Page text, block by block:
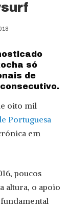
só
de
oito mil
Portuguesa
em
poucos
altura, o apoio